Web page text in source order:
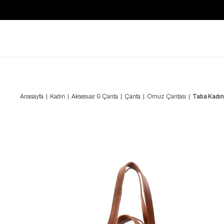
Anasayfa Kadın Aksesuar & Çanta Çanta Omuz Çantası Taba